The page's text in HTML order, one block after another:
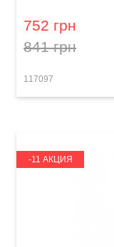
752 грн
841 грн
117097
-11 АКЦИЯ